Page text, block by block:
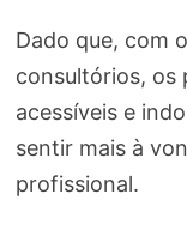
Dado que, com
consultórios, os
acessíveis e
sentir mais à
profissional.